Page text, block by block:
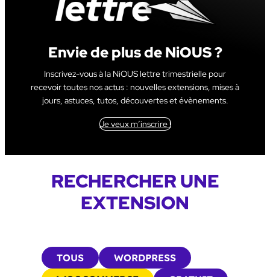
Envie de plus de NiOUS ?
Inscrivez-vous à la NiOUS lettre trimestrielle pour
recevoir toutes nos actus : nouvelles extensions, mises à
jours, astuces, tutos, découvertes et évènements.
Je veux m’inscrire !
RECHERCHER UNE
EXTENSION
TOUS
WORDPRESS